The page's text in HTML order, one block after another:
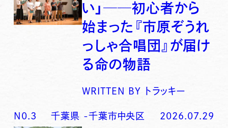
い」──初心者から
始まった『市原ぞうれ
っしゃ合唱団』が届け
る命の物語
WRITTEN BY トラッキー
N0. 3 千葉県 -千葉市中央区 2026.07.29